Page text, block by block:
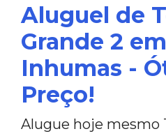
Aluguel de
Grande 2
Inhumas -
Preço!
Alugue hoje mesmo